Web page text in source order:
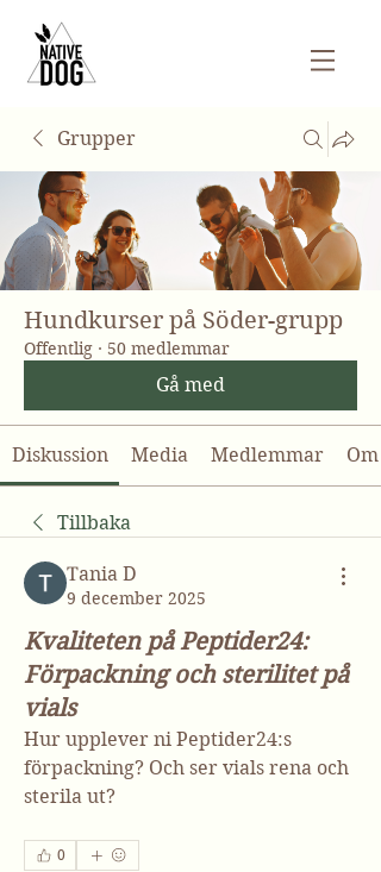
Grupper
Hundkurser på Söder-grupp
Offentlig · 50 medlemmar
Gå med
Diskussion Media Medlemmar Om
Tillbaka
Тania D
9 december 2025
Kvaliteten på Peptider24:
Förpackning och sterilitet på
vials
Hur upplever ni Peptider24:s
förpackning? Och ser vials rena och
sterila ut?
0